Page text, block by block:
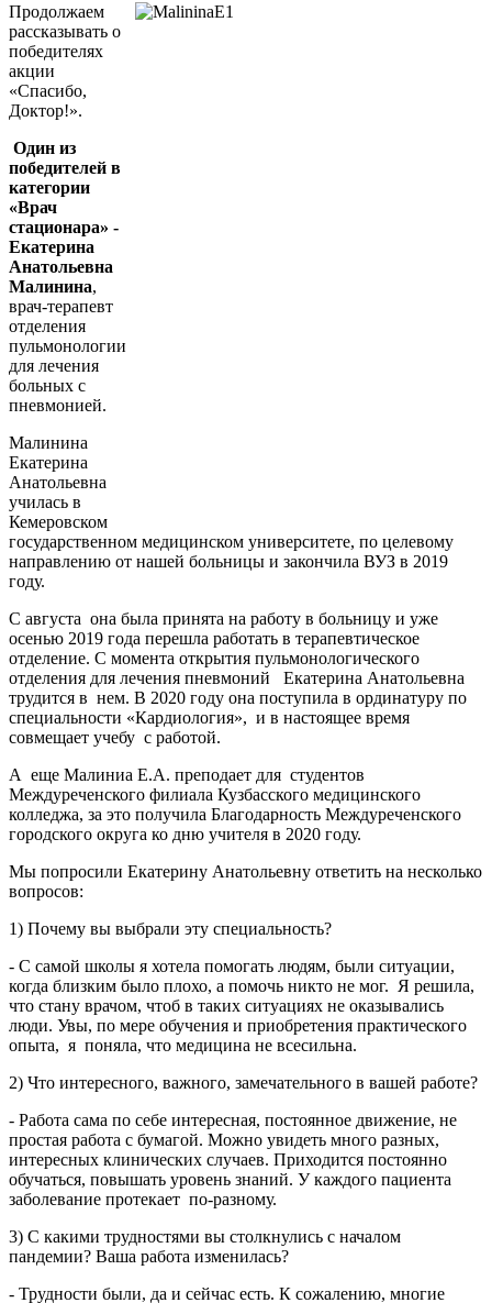
Продолжаем
рассказывать о
победителях
акции
«Спасибо,
Доктор!».
Один из
победителей в
категории
«Врач
стационара» -
Екатерина
Анатольевна
Малинина,
врач-терапевт
отделения
пульмонологии
для лечения
больных с
пневмонией.
Малинина
Екатерина
Анатольевна
училась в
Кемеровском
государственном медицинском университете, по целевому
направлению от нашей больницы и закончила ВУЗ в 2019
году.
С августа она была принята на работу в больницу и уже
осенью 2019 года перешла работать в терапевтическое
отделение. С момента открытия пульмонологического
отделения для лечения пневмоний
Екатерина Анатольевна
трудится в нем. В 2020 году она поступила в ординатуру по
специальности «Кардиология», и в настоящее время
совмещает учебу с работой.
А еще Малиниа Е.А. преподает для студентов
Междуреченского филиала Кузбасского медицинского
колледжа, за это получила Благодарность Междуреченского
городского округа ко дню учителя в 2020 году.
Мы попросили Екатерину Анатольевну ответить на несколько
вопросов:
1) Почему вы выбрали эту специальность?
- С самой школы я хотела помогать людям, были ситуации,
когда близким было плохо, а помочь никто не мог. Я решила,
что стану врачом, чтоб в таких ситуациях не оказывались
люди. Увы, по мере обучения и приобретения практического
опыта, я поняла, что медицина не всесильна.
2) Что интересного, важного, замечательного в вашей работе?
- Работа сама по себе интересная, постоянное движение, не
простая работа с бумагой. Можно увидеть много разных,
интересных клинических случаев. Приходится постоянно
обучаться, повышать уровень знаний. У каждого пациента
заболевание протекает по-разному.
3) С какими трудностями вы столкнулись с началом
пандемии? Ваша работа изменилась?
- Трудности были, да и сейчас есть. К сожалению, многие